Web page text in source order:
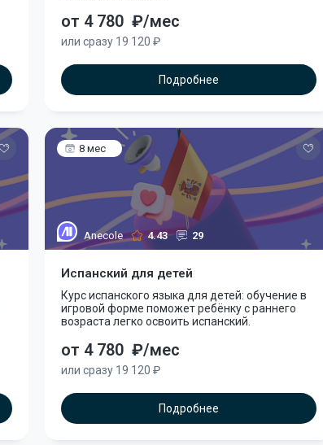
от 4 780 ₽/мес
или сразу 19 120 ₽
Подробнее
8 мес
Anecole 4.43 29
Испанский для детей
Курс испанского языка для детей: обучение в
игровой форме поможет ребёнку с раннего
возраста легко освоить испанский.
от 4 780 ₽/мес
или сразу 19 120 ₽
Подробнее